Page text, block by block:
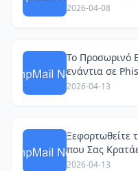
2026-04-08
Το Προσωρινό
ενάντια σε
2026-04-13
Ξεφορτωθείτε
που Σας
Παρακολούθηση
2026-04-13